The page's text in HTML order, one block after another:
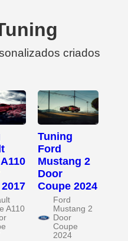
criados
A110
Tuning
Ford
Mustang 2
Door
Coupe 2024
Ford
Mustang 2
Door
Coupe
2024